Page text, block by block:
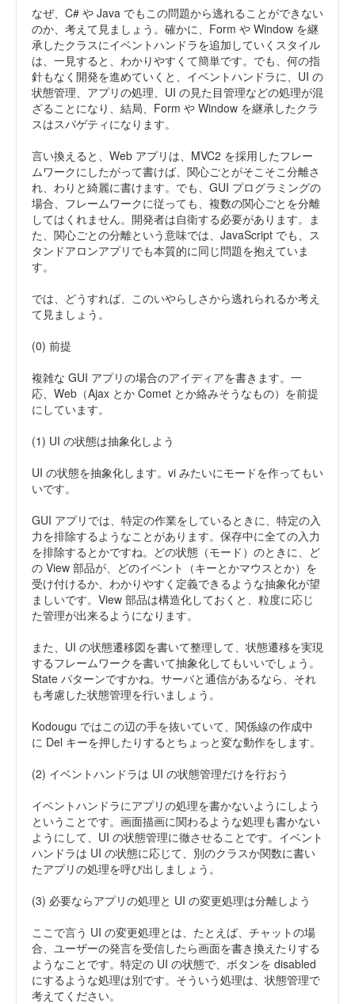
なぜ、C# や Java でもこの問題から逃れることができない
のか、考えて見ましょう。確かに、Form や Window を継
承したクラスにイベントハンドラを追加していくスタイル
は、一見すると、わかりやすくて簡単です。でも、何の指
針もなく開発を進めていくと、イベントハンドラに、UI の
状態管理、アプリの処理、UI の見た目管理などの処理が混
ざることになり、結局、Form や Window を継承したクラ
スはスパゲティになります。
言い換えると、Web アプリは、MVC2 を採用したフレー
ムワークにしたがって書けば、関心ごとがそこそこ分離さ
れ、わりと綺麗に書けます。でも、GUI プログラミングの
場合、フレームワークに従っても、複数の関心ごとを分離
してはくれません。開発者は自衛する必要があります。ま
た、関心ごとの分離という意味では、JavaScript でも、ス
タンドアロンアプリでも本質的に同じ問題を抱えていま
す。
では、どうすれば、このいやらしさから逃れられるか考え
て見ましょう。
(0) 前提
複雑な GUI アプリの場合のアイディアを書きます。一
応、Web（Ajax とか Comet とか絡みそうなもの）を前提
にしています。
(1) UI の状態は抽象化しよう
UI の状態を抽象化します。vi みたいにモードを作ってもい
いです。
GUI アプリでは、特定の作業をしているときに、特定の入
力を排除するようなことがあります。保存中に全ての入力
を排除するとかですね。どの状態（モード）のときに、ど
の View 部品が、どのイベント（キーとかマウスとか）を
受け付けるか、わかりやすく定義できるような抽象化が望
ましいです。View 部品は構造化しておくと、粒度に応じ
た管理が出来るようになります。
また、UI の状態遷移図を書いて整理して、状態遷移を実現
するフレームワークを書いて抽象化してもいいでしょう。
State パターンですかね。サーバと通信があるなら、それ
も考慮した状態管理を行いましょう。
Kodougu ではこの辺の手を抜いていて、関係線の作成中
に Del キーを押したりするとちょっと変な動作をします。
(2) イベントハンドラは UI の状態管理だけを行おう
イベントハンドラにアプリの処理を書かないようにしよう
ということです。画面描画に関わるような処理も書かない
ようにして、UI の状態管理に徹させることです。イベント
ハンドラは UI の状態に応じて、別のクラスか関数に書い
たアプリの処理を呼び出しましょう。
(3) 必要ならアプリの処理と UI の変更処理は分離しよう
ここで言う UI の変更処理とは、たとえば、チャットの場
合、ユーザーの発言を受信したら画面を書き換えたりする
ようなことです。特定の UI の状態で、ボタンを disabled
にするような処理は別です。そういう処理は、状態管理で
考えてください。